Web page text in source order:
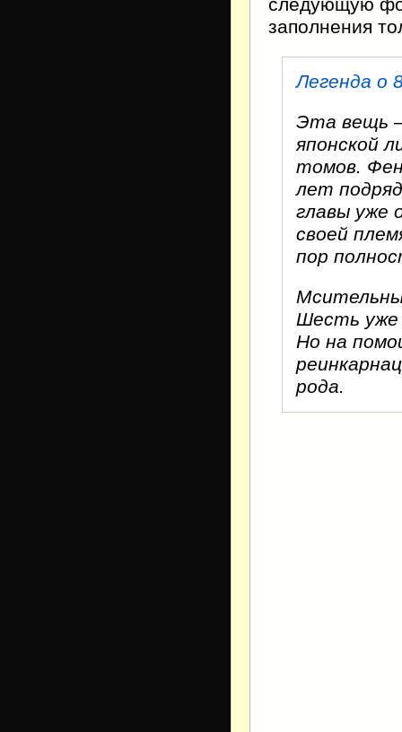
следующую
заполнения
Легенда о
Эта вещь
японской
томов.
лет
главы уже
своей
пор
Шесть уже
Но на
рода.